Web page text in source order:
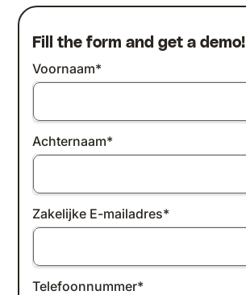
Fill the form and get a demo!
Voornaam*
Achternaam*
Zakelijke E-mailadres*
Telefoonnummer*